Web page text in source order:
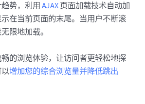
趋势，利用AJAX 页面加载技术自动加
在当前页面的末尾。当用户不断滚
限地加载。
的浏览体验，让访问者更轻松地探
增加您的综合浏览量并降低跳出